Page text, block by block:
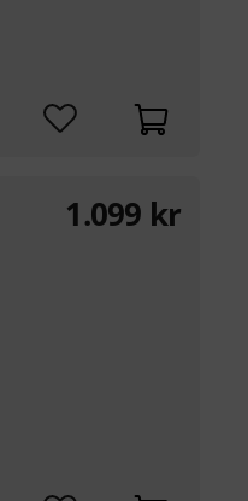
1.099 kr